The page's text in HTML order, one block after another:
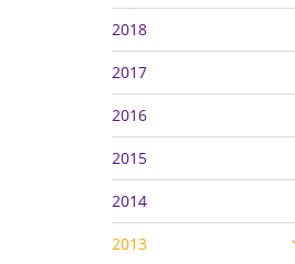
2018
2017
2016
2015
2014
2013